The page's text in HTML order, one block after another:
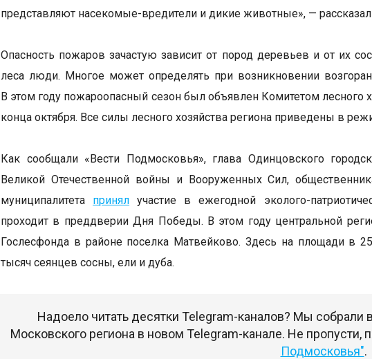
представляют насекомые-вредители и дикие животные», —
Опасность пожаров зачастую зависит от пород деревьев и от их
леса люди. Многое может определять при возникновении
В этом году пожароопасный сезон был объявлен Комитетом лесного
конца октября. Все силы лесного хозяйства региона приведены в
Как сообщали «Вести Подмосковья», глава Одинцовского
Великой Отечественной войны и Вооруженных Сил,
муниципалитета принял участие в ежегодной эколого-
проходит в преддверии Дня Победы. В этом году центральной
Гослесфонда в районе поселка Матвейково. Здесь на площади в
тысяч сеянцев сосны, ели и дуба.
Надоело читать десятки Telegram-каналов? Мы
Московского региона в новом Telegram-канале. Не пропусти,
Подмосковья".